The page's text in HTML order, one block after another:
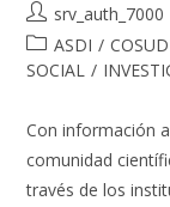
Autor
de
la
srv_auth_7000
Categoría
de
entrada:
ASDI /
SOCIAL /
Con información
comunidad
través de los